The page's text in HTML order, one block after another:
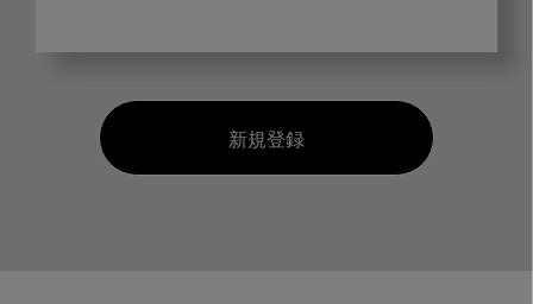
新規登録